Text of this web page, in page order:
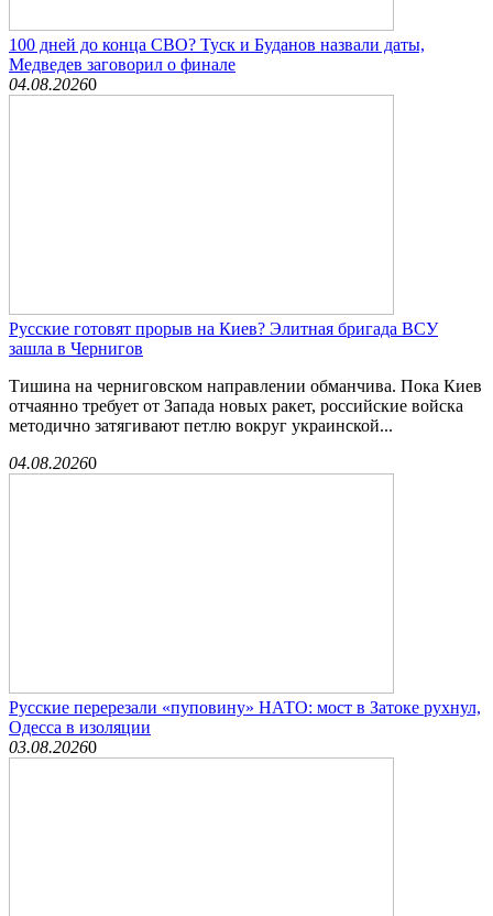
100 дней до конца СВО? Туск и Буданов назвали даты,
Медведев заговорил о финале
04.08.20260
Русские готовят прорыв на Киев? Элитная бригада ВСУ
зашла в Чернигов
Тишина на черниговском направлении обманчива. Пока Киев
отчаянно требует от Запада новых ракет, российские войска
методично затягивают петлю вокруг украинской...
04.08.20260
Русские перерезали «пуповину» НАТО: мост в Затоке рухнул,
Одесса в изоляции
03.08.20260